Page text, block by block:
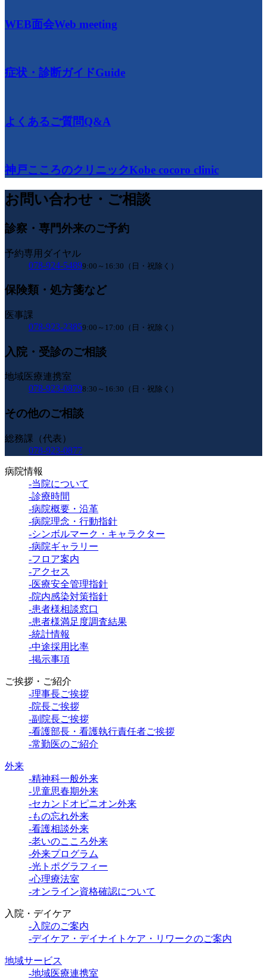
WEB面会Web meeting
症状・診断ガイドGuide
よくあるご質問Q&A
神戸こころのクリニックKobe cocoro clinic
お問い合わせ・ご相談
診察・専門外来のご予約
予約専用ダイヤル
078-924-54899:00～16:30（日・祝除く）
保険類・処方箋など
医事課
078-923-23859:00～17:00（日・祝除く）
入院・受診のご相談
地域医療連携室
078-923-08798:30～16:30（日・祝除く）
その他のご相談
総務課（代表）
078-923-0877
病院情報
-当院について
-診療時間
-病院概要・沿革
-病院理念・行動指針
-シンボルマーク・キャラクター
-病院ギャラリー
-フロア案内
-アクセス
-医療安全管理指針
-院内感染対策指針
-患者様相談窓口
-患者様満足度調査結果
-統計情報
-中途採用比率
-掲示事項
ご挨拶・ご紹介
-理事長ご挨拶
-院長ご挨拶
-副院長ご挨拶
-看護部長・看護執行責任者ご挨拶
-常勤医のご紹介
外来
-精神科一般外来
-児童思春期外来
-セカンドオピニオン外来
-もの忘れ外来
-看護相談外来
-老いのこころ外来
-外来プログラム
-光トポグラフィー
-心理療法室
-オンライン資格確認について
入院・デイケア
-入院のご案内
-デイケア・デイナイトケア・リワークのご案内
地域サービス
-地域医療連携室